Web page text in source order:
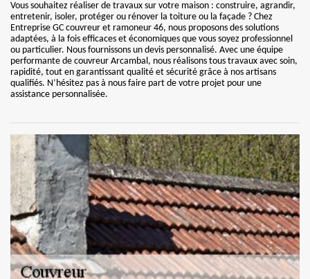
Vous souhaitez réaliser de travaux sur votre maison : construire, agrandir,
entretenir, isoler, protéger ou rénover la toiture ou la façade ? Chez
Entreprise GC couvreur et ramoneur 46, nous proposons des solutions
adaptées, à la fois efficaces et économiques que vous soyez professionnel
ou particulier. Nous fournissons un devis personnalisé. Avec une équipe
performante de couvreur Arcambal, nous réalisons tous travaux avec soin,
rapidité, tout en garantissant qualité et sécurité grâce à nos artisans
qualifiés. N’hésitez pas à nous faire part de votre projet pour une
assistance personnalisée.